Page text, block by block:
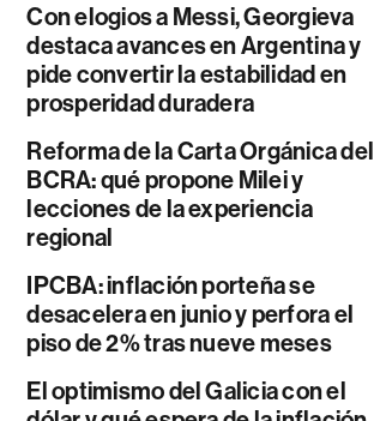
Con elogios a Messi, Georgieva
destaca avances en Argentina y
pide convertir la estabilidad en
prosperidad duradera
Reforma de la Carta Orgánica del
BCRA: qué propone Milei y
lecciones de la experiencia
regional
IPCBA: inflación porteña se
desacelera en junio y perfora el
piso de 2% tras nueve meses
El optimismo del Galicia con el